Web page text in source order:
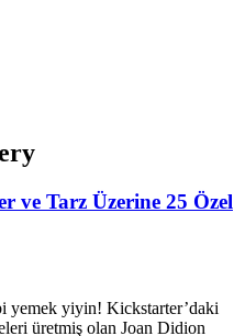
ve Tarz Üzerine 25 Özel
yemek yiyin! Kickstarter’daki
üretmiş olan Joan Didion